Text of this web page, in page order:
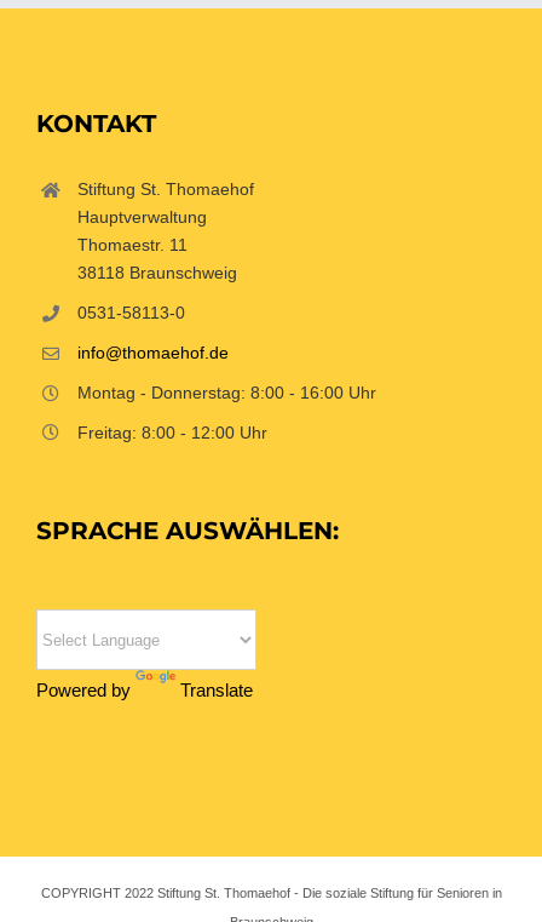
KONTAKT
Stiftung St. Thomaehof
Hauptverwaltung
Thomaestr. 11
38118 Braunschweig
0531-58113-0
info@thomaehof.de
Montag - Donnerstag: 8:00 - 16:00 Uhr
Freitag: 8:00 - 12:00 Uhr
SPRACHE AUSWÄHLEN:
Powered by Translate
COPYRIGHT 2022 Stiftung St. Thomaehof - Die soziale Stiftung für Senioren in